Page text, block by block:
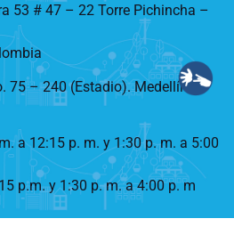
53 # 47 – 22 Torre Pichincha –
75 – 240 (Estadio). Medellín –
a 12:15 p. m. y 1:30 p. m. a 5:00
p.m. y 1:30 p. m. a 4:00 p. m